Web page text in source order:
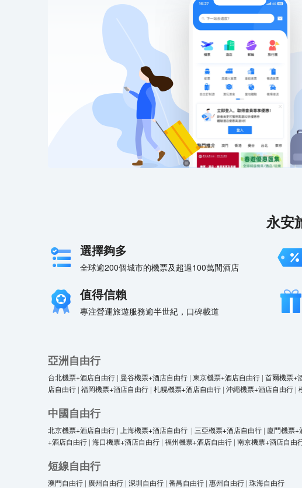
永安
選擇夠多
全球逾200個城市的機票及超過100萬間酒店
值得信賴
專注營運旅遊服務逾半世紀，口碑載道
亞洲自由行
台北機票+酒店自由行 | 曼谷機票+酒店自由行 | 東京機票+酒店自由行 | 首爾機票+
店自由行 | 福岡機票+酒店自由行 | 札幌機票+酒店自由行 | 沖繩機票+酒店自由行 |
中國自由行
北京機票+酒店自由行 | 上海機票+酒店自由行 | 三亞機票+酒店自由行 | 廈門機票+
+酒店自由行 | 海口機票+酒店自由行 | 福州機票+酒店自由行 | 南京機票+酒店自由
短線自由行
澳門自由行 | 廣州自由行 | 深圳自由行 | 番禺自由行 | 惠州自由行 | 珠海自由行